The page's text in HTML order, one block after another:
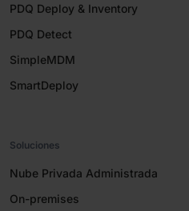
PDQ Deploy & Inventory
PDQ Detect
SimpleMDM
SmartDeploy
Soluciones
Nube Privada Administrada
On-premises